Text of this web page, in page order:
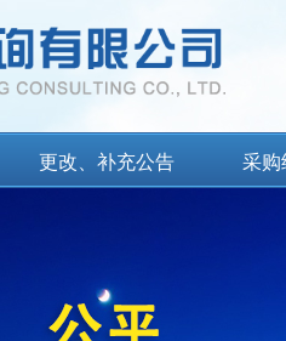
更改、补充公告 采